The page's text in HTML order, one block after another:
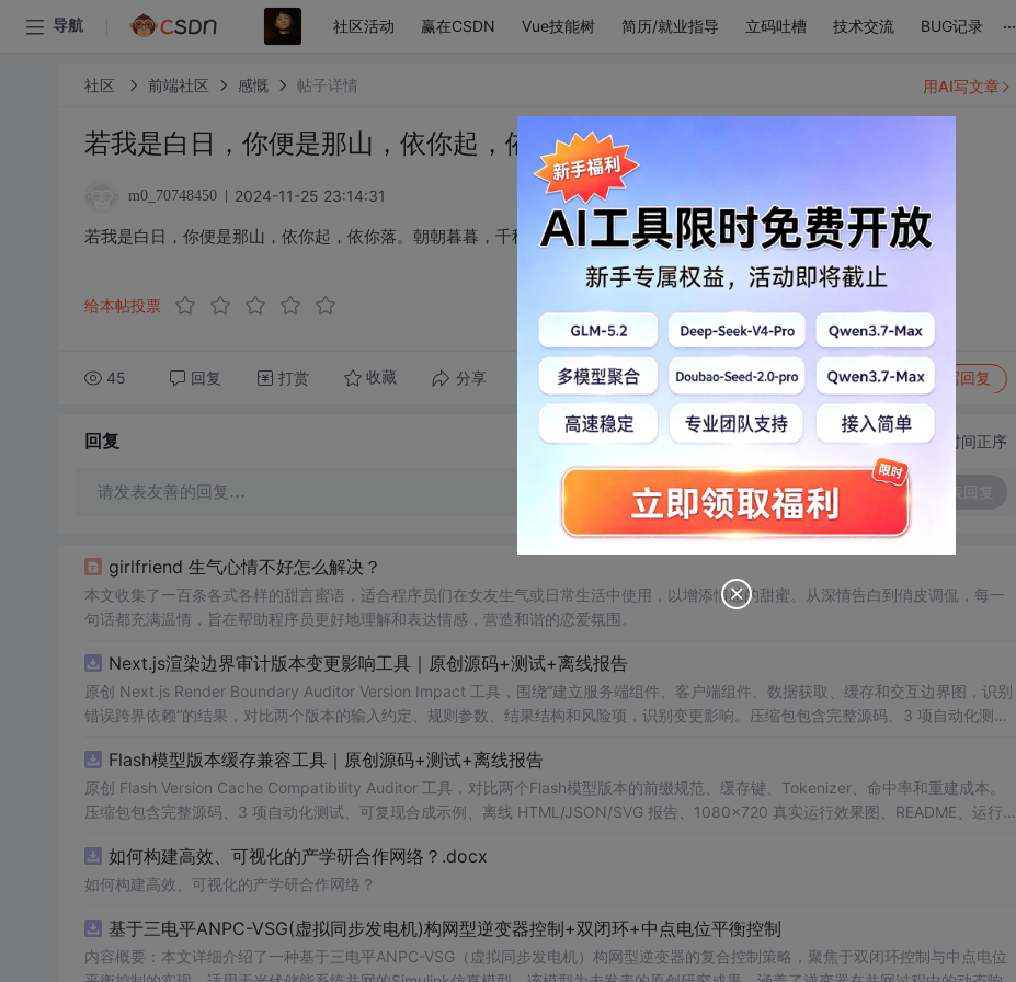
导航 社区活动 赢在CSDN Vue技能树 简历/就业指导 立码吐槽 技术交流 BUG记录 ...
社区 前端社区 感慨 帖子详情
若我是白日，你便是那山，依你起，依你落。朝朝暮暮，千秋万代。
m0_70748450 2024-11-25 23:14:31
若我是白日，你便是那山，依你起，依你落。朝朝暮暮，千秋万代。
给本帖投票
45 回复 打赏 收藏 分享 转发到动态 举报 写回复
用AI写文章
回复 切换为时间正序
请发表友善的回复…
girlfriend 生气心情不好怎么解决？
本文收集了一百条各式各样的甜言蜜语，适合程序员们在女友生气或日常生活中使用，以增添情感的甜蜜。从深情告白到俏皮调侃，每一
句话都充满温情，旨在帮助程序员更好地理解和表达情感，营造和谐的恋爱氛围。
Next.js渲染边界审计版本变更影响工具｜原创源码+测试+离线报告
原创 Next.js Render Boundary Auditor Version Impact 工具，围绕“建立服务端组件、客户端组件、数据获取、缓存和交互边界图，识别
错误跨界依赖”的结果，对比两个版本的输入约定、规则参数、结果结构和风险项，识别变更影响。压缩包包含完整源码、3 项自动化测
创与授权声明。运行时零第三方依赖，不包含热点产品或开源项目源码、Logo、官方截图、论文、生产日志或其他受限素材。
Flash模型版本缓存兼容工具｜原创源码+测试+离线报告
原创 Flash Version Cache Compatibility Auditor 工具，对比两个Flash模型版本的前缀规范、缓存键、Tokenizer、命中率和重建成本。
压缩包包含完整源码、3 项自动化测试、可复现合成示例、离线 HTML/JSON/SVG 报告、1080×720 真实运行效果图、README、运行
产日志或其他受限素材。
如何构建高效、可视化的产学研合作网络？.docx
如何构建高效、可视化的产学研合作网络？
基于三电平ANPC-VSG(虚拟同步发电机)构网型逆变器控制+双闭环+中点电位平衡控制
内容概要：本文详细介绍了一种基于三电平ANPC-VSG（虚拟同步发电机）构网型逆变器的复合控制策略，聚焦于双闭环控制与中点电位